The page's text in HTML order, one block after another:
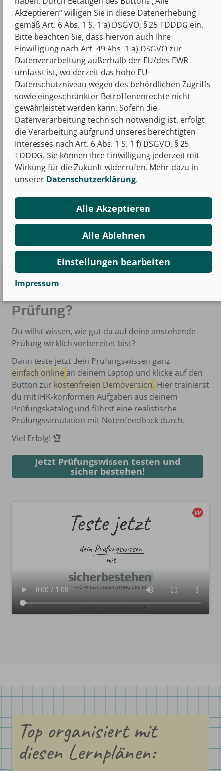
Prüfungsvorbereitung in unserem
Podcast🎧
Bist du bereit für deine
Prüfung?
Du willst wissen, wie gut du auf deine anstehende
Prüfung wirklich vorbereitet bist?
Dann teste jetzt dein Prüfungswissen ganz
einfach online an deinem Laptop und klicke auf den
Button zur kostenfreien Demoversion. Hier trainierst
du mit IHK-konformen Aufgaben aus deinem
Prüfungskatalog und führst eine realistische
Prüfungssimulation mit Notenfeedback durch.
Viel Erfolg! 🏆
Jetzt Prüfungswissen testen und
sicher bestehen!
Top organisiert mit
diesen Lernplänen:
Akzeptieren“ willigen Sie in diese Datenerhebung
gemäß Art. 6 Abs. 1 S. 1 a) DSGVO, § 25 TDDDG ein.
Bitte beachten Sie, dass hiervon auch Ihre
Einwilligung nach Art. 49 Abs. 1 a) DSGVO zur
Datenverarbeitung außerhalb der EU/des EWR
umfasst ist, wo derzeit das hohe EU-
Datenschutzniveau wegen des behördlichen Zugriffs
sowie eingeschränkter Betroffenenrechte nicht
gewährleistet werden kann. Sofern die
Datenverarbeitung technisch notwendig ist, erfolgt
die Verarbeitung aufgrund unseres berechtigten
Interesses nach Art. 6 Abs. 1 S. 1 f) DSGVO, § 25
TDDDG. Sie können Ihre Einwilligung jederzeit mit
Wirkung für die Zukunft widerrufen. Mehr dazu in
unserer Datenschutzerklärung.
Einstellungen bearbeiten
Alle Ablehnen
Alle Akzeptieren
Impressum